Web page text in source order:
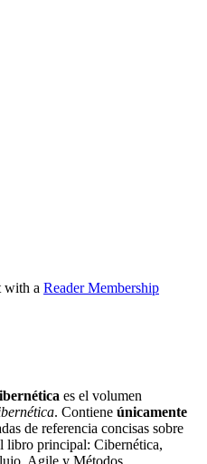
with a Reader Membership
es el volumen
. Contiene únicamente
de referencia concisas sobre
libro principal: Cibernética,
Agile y Métodos,